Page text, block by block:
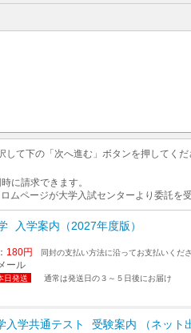
て下の「次へ進む」ボタンを押してくだ
に請求できます。
ムページが大学入試センターより委託を
入学案内（2027年度版）
180円 同封の支払い方法に沿ってお支払いくだ
ール
日発送 通常は発送日の３～５日後にお届け
入学共通テスト 受験案内 （ネット